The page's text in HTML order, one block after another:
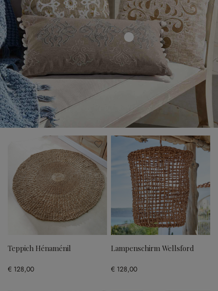
Teppich Hénaménil
€ 128,00
Lampenschirm Wellsford
€ 128,00